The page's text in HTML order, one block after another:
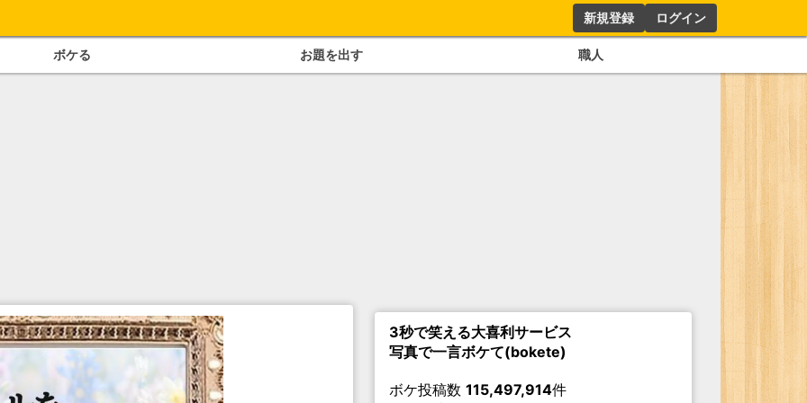
新規登録 ログイン
ボケる お題を出す 職人
3秒で笑える大喜利サービス
写真で一言ボケて(bokete)
ボケ投稿数 115,497,914件